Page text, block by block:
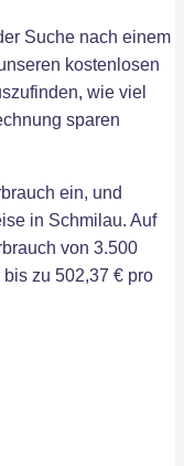
Suche nach einem
kostenlosen
wie viel
sparen
ein, und
in Schmilau. Auf
von 3.500
zu 502,37 € pro